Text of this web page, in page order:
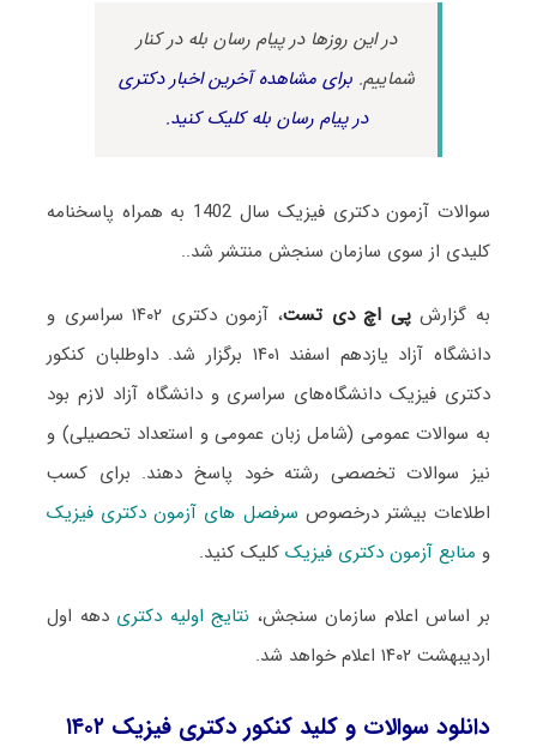
در این روزها در پیام رسان بله در کنار
شماییم.برای مشاهده آخرین اخبار دکتری
در پیام رسان بله کلیک کنید.
سوالات آزمون دکتری فیزیک سال 1402 به همراه پاسخنامه
کلیدی از سوی سازمان سنجش منتشر شد..
به گزارشپی اچ دی تست
، آزمون دکتری ۱۴۰۲ سراسری و
دانشگاه آزاد یازدهم اسفند ۱۴۰۱ برگزار شد. داوطلبان کنکور
دکتری فیزیک دانشگاه‌های سراسری و دانشگاه آزاد لازم بود
به سوالات عمومی (شامل زبان عمومی و استعداد تحصیلی) و
نیز سوالات تخصصی رشته خود پاسخ دهند. برای کسب
اطلاعات بیشتر درخصوص سرفصل های آزمون دکتری فیزیک
و منابع آزمون دکتری فیزیککلیک کنید.
بر اساس اعلام سازمان سنجش، نتایج اولیه دکتری دهه اول
اردیبهشت ۱۴۰۲ اعلام خواهد شد.
دانلود سوالات و کلید کنکور دکتری فیزیک ۱۴۰۲